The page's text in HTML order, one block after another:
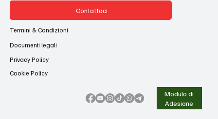
Contattaci
Termini & Condizioni
Documenti legali
Privacy Policy
Cookie Policy
Modulo di
Adesione